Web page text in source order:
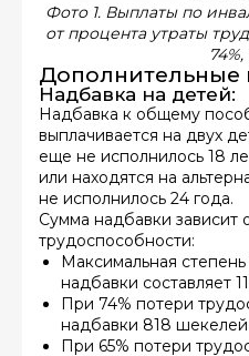
Фото 1. Выплаты по
от процента утраты
74%,
Дополнительные
Надбавка на детей:
Надбавка к общему
выплачивается на двух
еще не исполнилось 18
или находятся на
не исполнилось 24 года.
Сумма надбавки зависит
трудоспособности:
Максимальная
надбавки составляет
При 74% потери
надбавки 818 шекелей
При 65% потери